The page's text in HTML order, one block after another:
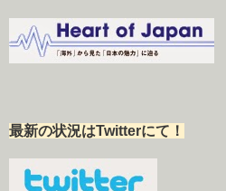
最新の状況はTwitterにて！